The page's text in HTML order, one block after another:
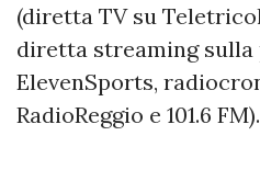
(diretta TV su
diretta streaming
ElevenSports,
RadioReggio e 101.6 FM).